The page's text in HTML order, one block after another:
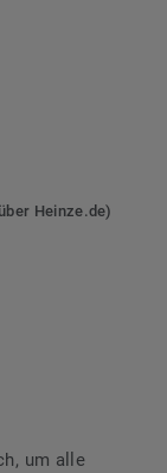
Heinze.de)
um alle